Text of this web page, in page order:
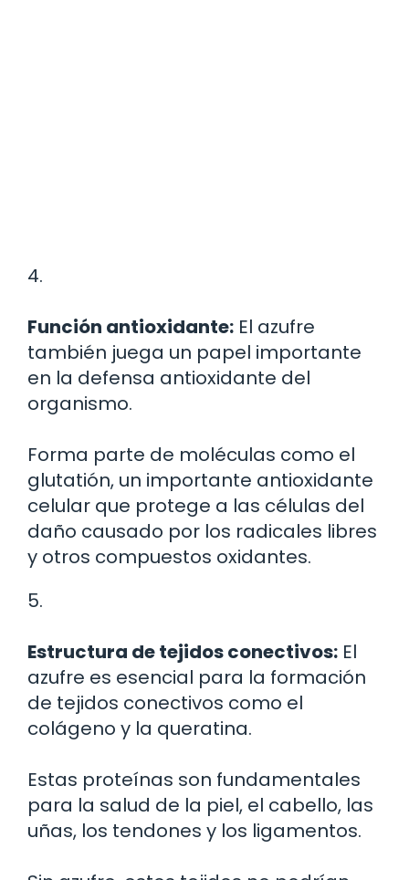
4.
Función antioxidante: El azufre
también juega un papel importante
en la defensa antioxidante del
organismo.
Forma parte de moléculas como el
glutatión, un importante antioxidante
celular que protege a las células del
daño causado por los radicales libres
y otros compuestos oxidantes.
5.
Estructura de tejidos conectivos: El
azufre es esencial para la formación
de tejidos conectivos como el
colágeno y la queratina.
Estas proteínas son fundamentales
para la salud de la piel, el cabello, las
uñas, los tendones y los ligamentos.